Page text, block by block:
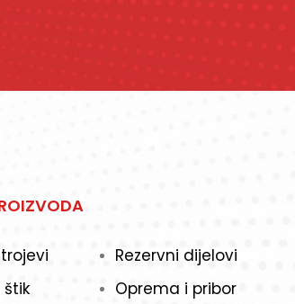
štik
Rezervni dijelovi
Oprema i pribor